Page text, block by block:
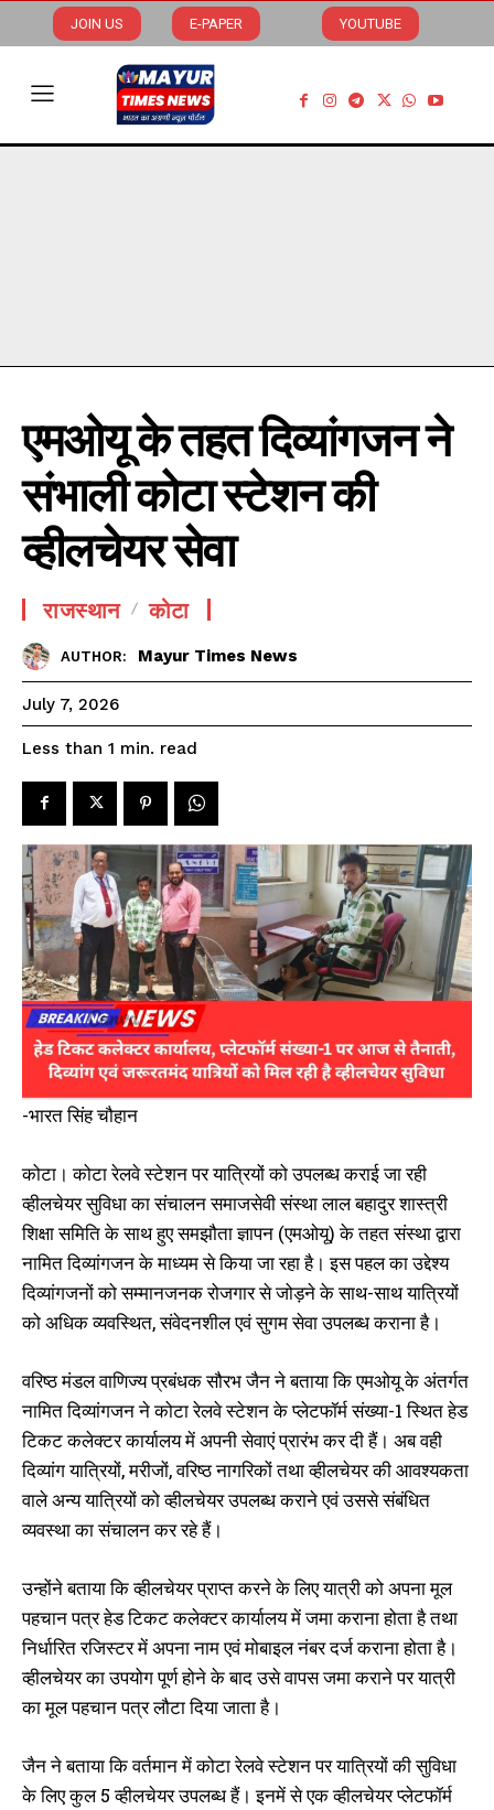
JOIN US E-PAPER YOUTUBE
एमओयू के तहत दिव्यांगजन ने
संभाली कोटा स्टेशन की
व्हीलचेयर सेवा
राजस्थान कोटा
AUTHOR: Mayur Times News
July 7, 2026
Less than 1 min. read
-भारत सिंह चौहान
कोटा। कोटा रेलवे स्टेशन पर यात्रियों को उपलब्ध कराई जा रही
व्हीलचेयर सुविधा का संचालन समाजसेवी संस्था लाल बहादुर शास्त्री
शिक्षा समिति के साथ हुए समझौता ज्ञापन (एमओयू) के तहत संस्था द्वारा
नामित दिव्यांगजन के माध्यम से किया जा रहा है। इस पहल का उद्देश्य
दिव्यांगजनों को सम्मानजनक रोजगार से जोड़ने के साथ-साथ यात्रियों
को अधिक व्यवस्थित, संवेदनशील एवं सुगम सेवा उपलब्ध कराना है।
वरिष्ठ मंडल वाणिज्य प्रबंधक सौरभ जैन ने बताया कि एमओयू के अंतर्गत
नामित दिव्यांगजन ने कोटा रेलवे स्टेशन के प्लेटफॉर्म संख्या-1 स्थित हेड
टिकट कलेक्टर कार्यालय में अपनी सेवाएं प्रारंभ कर दी हैं। अब वही
दिव्यांग यात्रियों, मरीजों, वरिष्ठ नागरिकों तथा व्हीलचेयर की आवश्यकता
वाले अन्य यात्रियों को व्हीलचेयर उपलब्ध कराने एवं उससे संबंधित
व्यवस्था का संचालन कर रहे हैं।
उन्होंने बताया कि व्हीलचेयर प्राप्त करने के लिए यात्री को अपना मूल
पहचान पत्र हेड टिकट कलेक्टर कार्यालय में जमा कराना होता है तथा
निर्धारित रजिस्टर में अपना नाम एवं मोबाइल नंबर दर्ज कराना होता है।
व्हीलचेयर का उपयोग पूर्ण होने के बाद उसे वापस जमा कराने पर यात्री
का मूल पहचान पत्र लौटा दिया जाता है।
जैन ने बताया कि वर्तमान में कोटा रेलवे स्टेशन पर यात्रियों की सुविधा
के लिए कुल 5 व्हीलचेयर उपलब्ध हैं। इनमें से एक व्हीलचेयर प्लेटफॉर्म